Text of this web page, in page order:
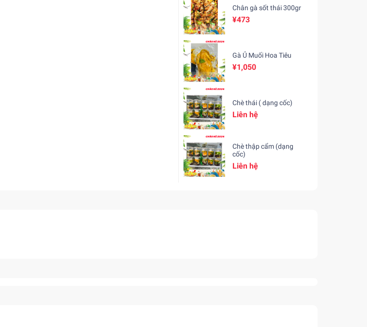
Chân gà sốt thái 300gr
¥473
Gà Ủ Muối Hoa Tiêu
¥1,050
Chè thái ( dạng cốc)
Liên hệ
Chè thập cẩm (dạng
cốc)
Liên hệ